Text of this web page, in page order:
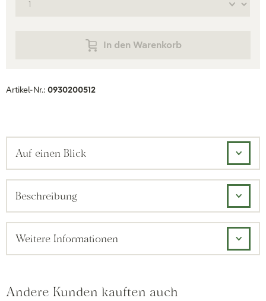
In den Warenkorb
Artikel-Nr.: 0930200512
Auf einen Blick
Beschreibung
Weitere Informationen
Andere Kunden kauften auch